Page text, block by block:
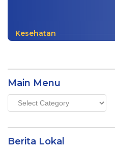
Kesehatan
Main Menu
Main
Menu
Berita Lokal